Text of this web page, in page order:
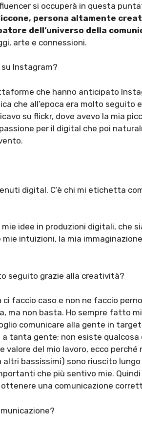
si occuperà in questa
persona altamente
dell’universo della
arte e connessioni.
su Instagram?
che hanno anticipato
che all’epoca era molto seguito
su flickr, dove avevo la mia
per il digital che poi
digital. C’è chi mi etichetta
idee in produzioni digitali, che
intuizioni, la mia
seguito grazie alla creatività?
faccio caso e non ne faccio
ma non basta. Ho sempre fatto
comunicare alla gente in
tanta gente; non esiste qualcosa
del mio lavoro, ecco
bassissimi) sono riuscito lungo
che più sentivo mie.
una comunicazione